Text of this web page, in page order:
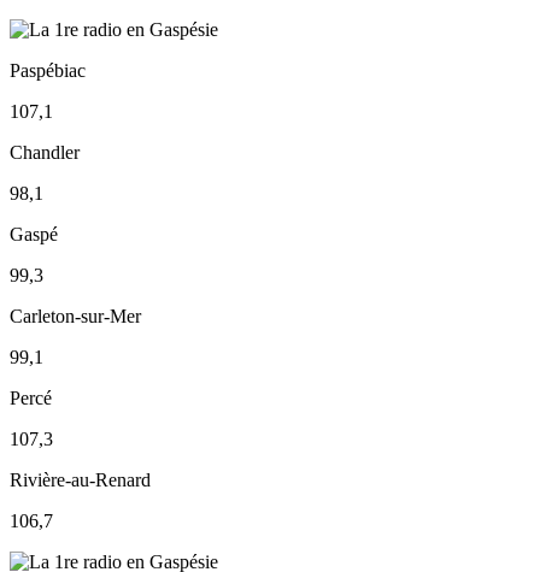
Paspébiac
107,1
Chandler
98,1
Gaspé
99,3
Carleton-sur-Mer
99,1
Percé
107,3
Rivière-au-Renard
106,7